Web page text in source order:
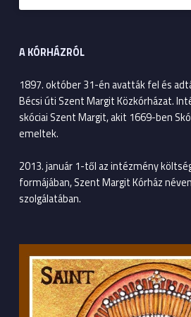
A KÓRHÁZRÓL
1897. október 31-én avatták fel és
Bécsi úti Szent Margit Közkórházat.
skóciai Szent Margit, akit 1669-ben
emeltek.
2013. január 1-től az intézmény
formájában, Szent Margit Kórház
szolgálatában.